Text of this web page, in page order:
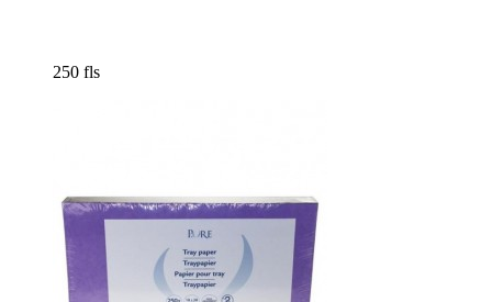
250 fls